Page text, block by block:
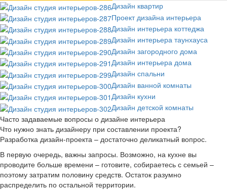
Дизайн квартир
Проект дизайна интерьера
Дизайн интерьера коттеджа
Дизайн интерьера таунхауса
Дизайн загородного дома
Дизайн интерьера дома
Дизайн спальни
Дизайн ванной комнаты
Дизайн кухни
Дизайн детской комнаты
Часто задаваемые вопросы о дизайне интерьера
Что нужно знать дизайнеру при составлении проекта?
Разработка дизайн-проекта – достаточно деликатный вопрос.
В первую очередь, важны запросы. Возможно, на кухне вы
проводите больше времени – готовите, собираетесь с семьей –
поэтому затратим половину средств. Остаток разумно
распределить по остальной территории.